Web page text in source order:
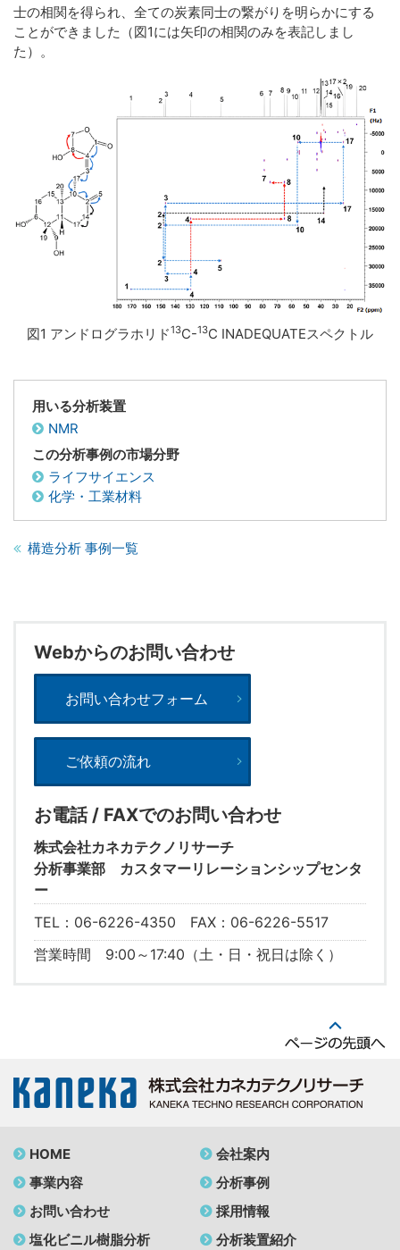
士の相関を得られ、全ての炭素同士の繋がりを明らかにする
ことができました（図1には矢印の相関のみを表記しまし
た）。
図1 アンドログラホリド13C-13C INADEQUATEスペクトル
用いる分析装置
NMR
この分析事例の市場分野
ライフサイエンス
化学・工業材料
構造分析 事例一覧
Webからのお問い合わせ
お問い合わせフォーム
ご依頼の流れ
お電話 / FAXでのお問い合わせ
株式会社カネカテクノリサーチ
分析事業部 カスタマーリレーションシップセンタ
ー
TEL：06-6226-4350 FAX：06-6226-5517
営業時間 9:00～17:40（土・日・祝日は除く）
HOME
会社案内
事業内容
分析事例
お問い合わせ
採用情報
塩化ビニル樹脂分析
分析装置紹介